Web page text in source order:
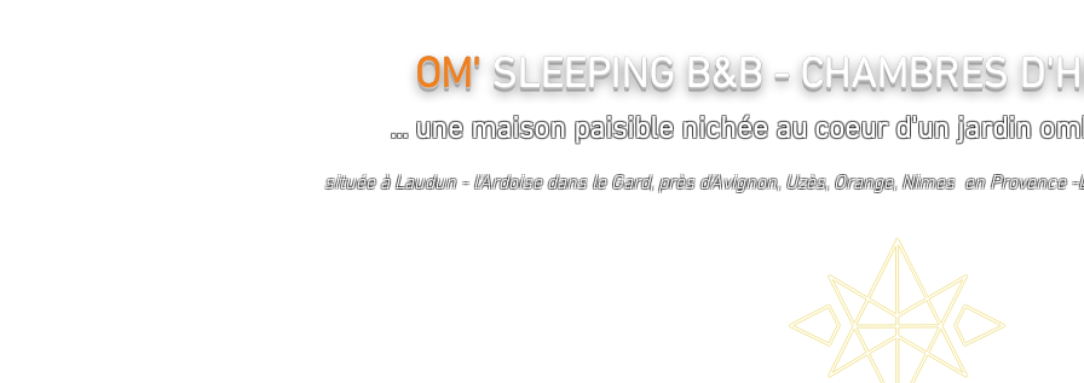
OM' SLEEPING B&B - CHAMBRES
... une maison paisible nichée au coeur d'un jardin
située à Laudun - l'Ardoise dans le Gard, près d'Avignon, Uzès, Orange, Nimes en Provence